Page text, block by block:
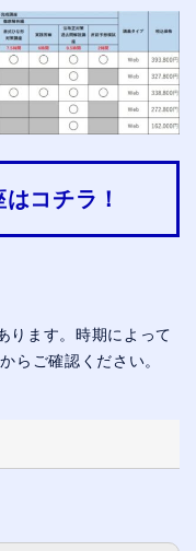
コチラ！
ります。時期によって
らご確認ください。